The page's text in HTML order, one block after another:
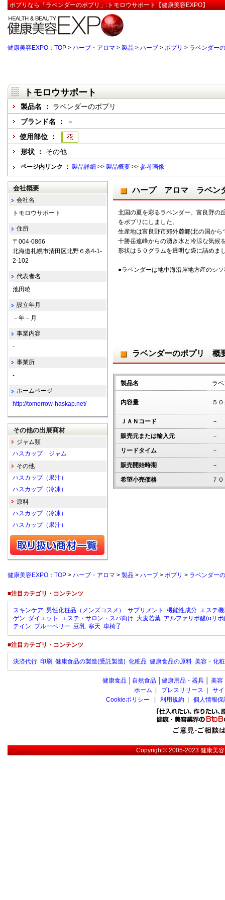
ポプリなら「ラベンダーのポプリ」:トモロウサポート【健康美容EXPO】
健康美容EXPO：TOP > ハーブ・アロマ > 製品 > ハーブ > ポプリ > ラベンダー
トモロウサポート
製品名 ： ラベンダーのポプリ
ブランド名 ：
－
使用部位 ：
形状 ： その他
ページ内リンク ： 製品詳細 >> 製品概要 >> 参考画像
ハープ アロマ ラベン
北国の夏を彩るラベンダー。富良野の
をポプリにしました。
生産地は富良野市郊外麓郷(北の国か
十勝岳連峰からの湧き水と冷涼な気候
形状は５０グラムを透明な袋に詰めま
●ラベンダーは地中海沿岸地方産のシ
ラベンダーのポプリ 概
製品名 ラ
内容量 ５
ＪＡＮコード －
販売元または輸入元 －
リードタイム －
販売開始時期 －
希望小売価格 ７
会社概要
会社名
トモロウサポート
住所
〒004-0866
北海道札幌市清田区北野６条4-1-
2-102
代表者名
池田暁
設立年月
－年－月
事業内容
-
事業所
-
ホームページ
http://tomorrow-haskap.net/
その他の出展商材
ジャム類
ハスカップ ジャム
その他
ハスカップ（果汁）
ハスカップ（冷凍）
原料
ハスカップ（冷凍）
ハスカップ（果汁）
健康美容EXPO：TOP > ハーブ・アロマ > 製品 > ハーブ > ポプリ > ラベンダー
■注目カテゴリ・コンテンツ
スキンケア 男性化粧品（メンズコスメ） サプリメント 機能性成分 エステ
ゲン ダイエット エステ・サロン・スパ向け 大麦若葉 アルファリポ酸(αリポ
テイン ブルーベリー 豆乳 寒天 車椅子
■注目カテゴリ・コンテンツ
決済代行 印刷 健康食品の製造(受託製造) 化粧品 健康食品の原料 美容・化
健康食品 自然食品 健康用品・器具 美容
ホーム
プレスリリース
サ
Cookieポリシー
利用規約 個人情報
Copyright© 2005-2023健康美